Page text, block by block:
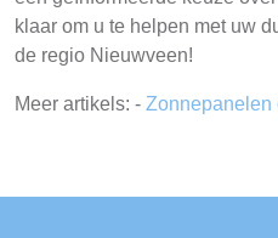
klaar om u te helpen met uw
de regio Nieuwveen!
Meer artikels: - Zonnepanelen